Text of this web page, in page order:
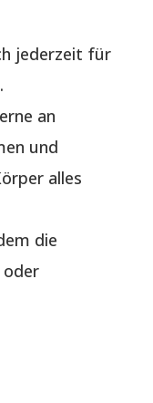
jederzeit für
an
und
alles
die
oder